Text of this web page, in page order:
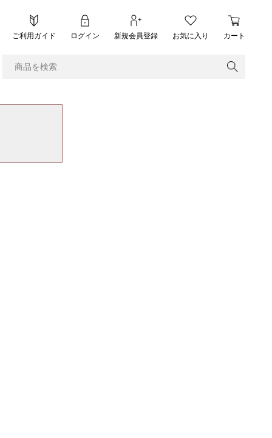
ご利用ガイド ログイン 新規会員登録 お気に入り カート